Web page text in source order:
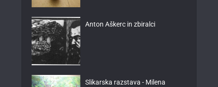
Anton Aškerc in zbiralci
Slikarska razstava - Milena